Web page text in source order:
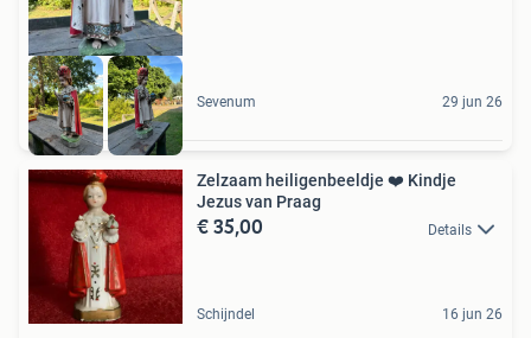
Sevenum 29 jun 26
Zelzaam heiligenbeeldje ❤️ Kindje
Jezus van Praag
€ 35,00 Details
Schijndel 16 jun 26